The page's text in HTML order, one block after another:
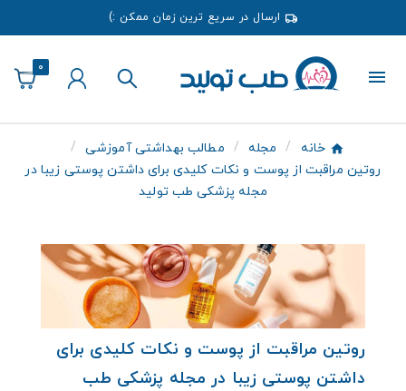
ارسال در سریع ترین زمان ممکن :)
0
خانه مجله
مطالب بهداشتی آموزشی
روتین مراقبت از پوست و نکات کلیدی برای داشتن پوستی زیبا در
مجله پزشکی طب تولید
روتین مراقبت از پوست و نکات کلیدی برای
داشتن پوستی زیبا در مجله پزشکی طب